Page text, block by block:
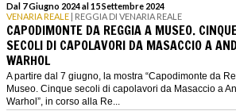
Dal 7 Giugno 2024 al 15 Settembre 2024
VENARIA REALE | REGGIA DI VENARIA REALE
CAPODIMONTE DA REGGIA A MUSEO.
SECOLI DI CAPOLAVORI DA MASACCIO A
WARHOL
A partire dal 7 giugno, la mostra “Capodimonte da
Museo. Cinque secoli di capolavori da Masaccio a
Warhol”, in corso alla Re...